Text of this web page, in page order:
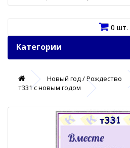
0 шт.
Категории
Новый год / Рождество
т331 с новым годом